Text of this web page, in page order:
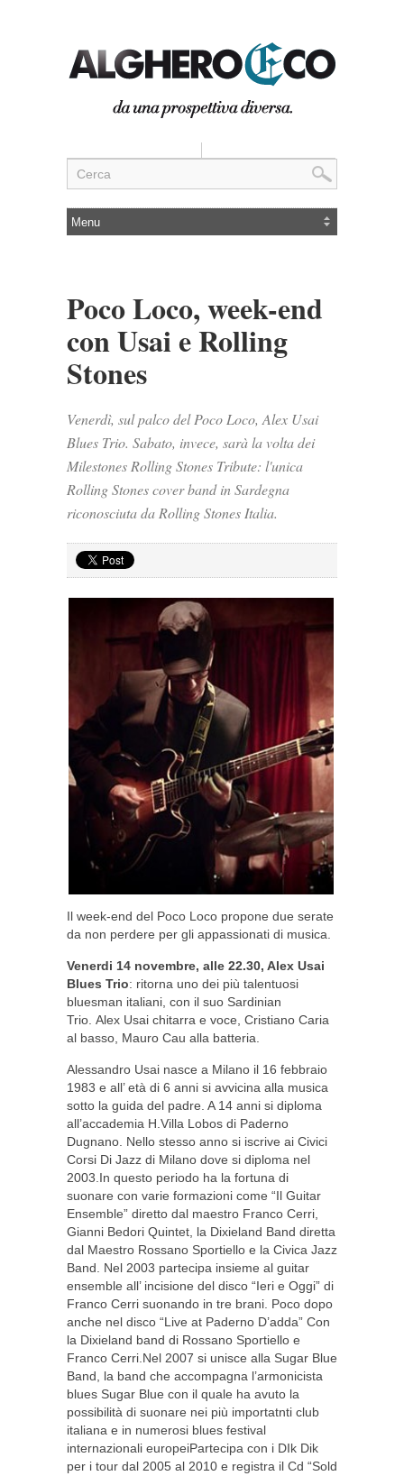
Poco Loco, week-end
con Usai e Rolling
Stones
Venerdì, sul palco del Poco Loco, Alex Usai
Blues Trio. Sabato, invece, sarà la volta dei
Milestones Rolling Stones Tribute: l'unica
Rolling Stones cover band in Sardegna
riconosciuta da Rolling Stones Italia.
Il week-end del Poco Loco propone due serate
da non perdere per gli appassionati di musica.
Venerdi 14 novembre, alle 22.30, Alex Usai
Blues Trio: ritorna uno dei più talentuosi
bluesman italiani, con il suo Sardinian
Trio. Alex Usai chitarra e voce, Cristiano Caria
al basso, Mauro Cau alla batteria.
Alessandro Usai nasce a Milano il 16 febbraio
1983 e all’ età di 6 anni si avvicina alla musica
sotto la guida del padre. A 14 anni si diploma
all’accademia H.Villa Lobos di Paderno
Dugnano. Nello stesso anno si iscrive ai Civici
Corsi Di Jazz di Milano dove si diploma nel
2003.In questo periodo ha la fortuna di
suonare con varie formazioni come “Il Guitar
Ensemble” diretto dal maestro Franco Cerri,
Gianni Bedori Quintet, la Dixieland Band diretta
dal Maestro Rossano Sportiello e la Civica Jazz
Band. Nel 2003 partecipa insieme al guitar
ensemble all’ incisione del disco “Ieri e Oggi” di
Franco Cerri suonando in tre brani. Poco dopo
anche nel disco “Live at Paderno D’adda” Con
la Dixieland band di Rossano Sportiello e
Franco Cerri.Nel 2007 si unisce alla Sugar Blue
Band, la band che accompagna l’armonicista
blues Sugar Blue con il quale ha avuto la
possibilità di suonare nei più importatnti club
italiana e in numerosi blues festival
internazionali europeiPartecipa con i DIk Dik
per i tour dal 2005 al 2010 e registra il Cd “Sold